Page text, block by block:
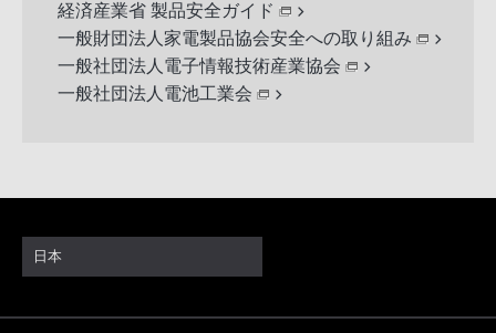
経済産業省 製品安全ガイド
一般財団法人家電製品協会安全への取り組み
一般社団法人電子情報技術産業協会
一般社団法人電池工業会
日本